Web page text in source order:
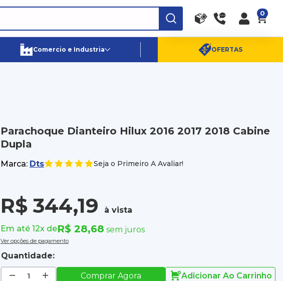
Canais de Atendimento
(11) 96359-6656
SAC:(11) 4003-0880
0
Comercio e Industria OFERTAS
Parachoque Dianteiro Hilux 2016 2017 2018 Cabine
Dupla
Marca: Dts Seja o Primeiro A Avaliar!
R$ 344,19
à vista
Em até 12x deR$ 28,68 sem juros
Ver opções de pagamento
Quantidade:
Comprar Agora Adicionar Ao Carrinho